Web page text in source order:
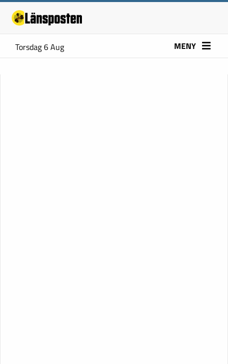
Torsdag 6 Aug MENY